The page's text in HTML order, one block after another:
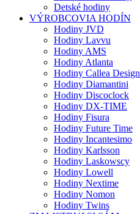
Detské hodiny
VÝROBCOVIA HODÍN
Hodiny JVD
Hodiny Lavvu
Hodiny AMS
Hodiny Atlanta
Hodiny Callea Design
Hodiny Diamantini
Hodiny Discoclock
Hodiny DX-TIME
Hodiny Fisura
Hodiny Future Time
Hodiny Incantesimo
Hodiny Karlsson
Hodiny Laskowscy
Hodiny Lowell
Hodiny Nextime
Hodiny Nomon
Hodiny Twins